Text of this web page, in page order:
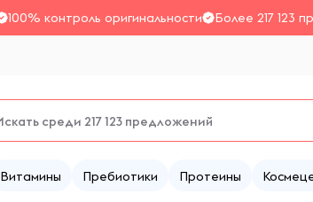
100% контроль оригинальности Более 217 123
Витамины Пребиотики Протеины